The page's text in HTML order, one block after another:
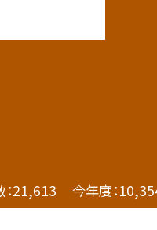
21,613 今年度：